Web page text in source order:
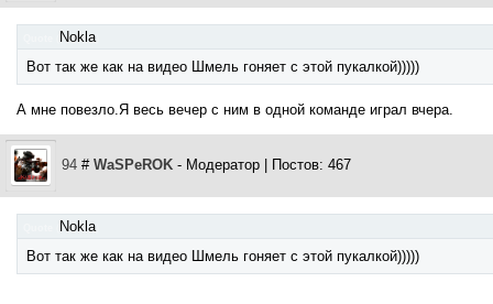
Nokla)
Вот так же как на видео Шмель гоняет с этой пукалкой)))))
А мне повезло.Я весь вечер с ним в одной команде играл вчера.
94 # WaSPeROK - Модератор | Постов: 467
Nokla)
Вот так же как на видео Шмель гоняет с этой пукалкой)))))